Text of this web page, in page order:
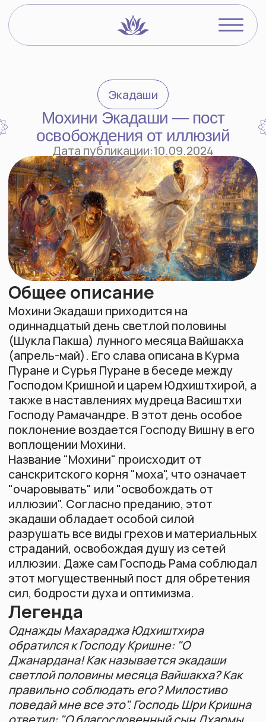
Видеокурсы
О преподавателе
Войти в ЛК
Йогический блог
Видеокурсы
Мохини Экадаши — пост
освобождения от иллюзий
Дата публикации:10.09.2024
Общее описание
Мохини Экадаши приходится на
одиннадцатый день светлой половины
(Шукла Пакша) лунного месяца Вайшакха
(апрель-май). Его слава описана в Курма
Пуране и Сурья Пуране в беседе между
Господом Кришной и царем Юдхиштхирой, а
также в наставлениях мудреца Васиштхи
Господу Рамачандре. В этот день особое
поклонение воздается Господу Вишну в его
воплощении Мохини.
Название "Мохини" происходит от
санскритского корня "моха", что означает
"очаровывать" или "освобождать от
иллюзии". Согласно преданию, этот
экадаши обладает особой силой
разрушать все виды грехов и материальных
страданий, освобождая душу из сетей
иллюзии. Даже сам Господь Рама соблюдал
этот могущественный пост для обретения
сил, бодрости духа и оптимизма.
Легенда
Однажды Махараджа Юдхиштхира
обратился к Господу Кришне: "О
Джанардана! Как называется экадаши
светлой половины месяца Вайшакха? Как
правильно соблюдать его? Милостиво
поведай мне все это". Господь Шри Кришна
ответил: "О благословенный сын Дхармы,
сейчас Я опишу тебе то, что дважды
рассказал Васиштха Муни Господу
Рамачандре.
Господь Рама обратился к Васиштхе Муни:
"О великий святой, Я хочу услышать о
лучшем среди всех дней поста — дне,
разрушающем все виды грехов и печалей. Я
долго страдал в разлуке со Своей дорогой
Ситой и хочу услышать от тебя, как
прекратить эти страдания".
Васиштха Муни ответил: "О Господь Рама!
Экадаши светлой половины месяца
Вайшакха известен как Мохини экадаши. Он
устраняет все грехи и освобождает из
сетей иллюзии удачливую душу,
соблюдавшую его. Этот благоприятный
экадаши устраняет с пути все препятствия